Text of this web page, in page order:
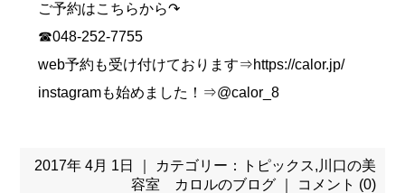
ご予約はこちらから↷
☎048-252-7755
web予約も受け付けております⇒https://calor.jp/
instagramも始めました！⇒@calor_8
2017年 4月 1日 ｜ カテゴリー： トピックス, 川口の美
容室 カロルのブログ｜ コメント (0)